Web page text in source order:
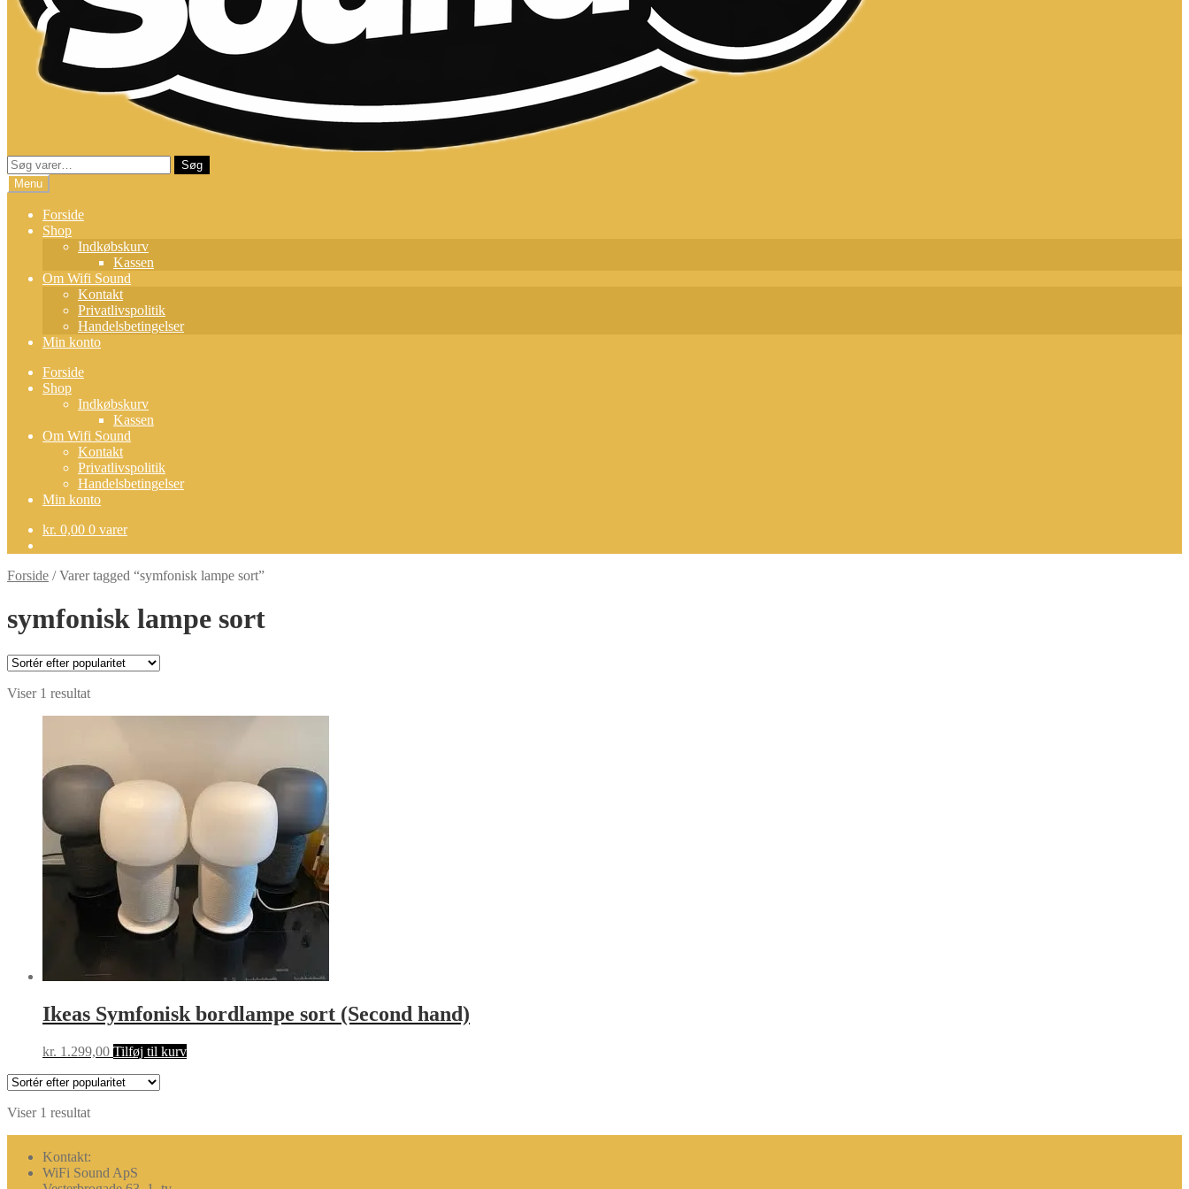
Søg
efter:
Søg
Menu
Forside
Shop
Indkøbskurv
Kassen
Om Wifi Sound
Kontakt
Privatlivspolitik
Handelsbetingelser
Min konto
Forside
Shop
Indkøbskurv
Kassen
Om Wifi Sound
Kontakt
Privatlivspolitik
Handelsbetingelser
Min konto
kr. 0,00 0 varer
Forside /Varer tagged “symfonisk lampe sort”
symfonisk lampe sort
Viser 1 resultat
Ikeas Symfonisk bordlampe sort (Second hand)
kr. 1.299,00 Tilføj til kurv
Viser 1 resultat
Kontakt:
WiFi Sound ApS